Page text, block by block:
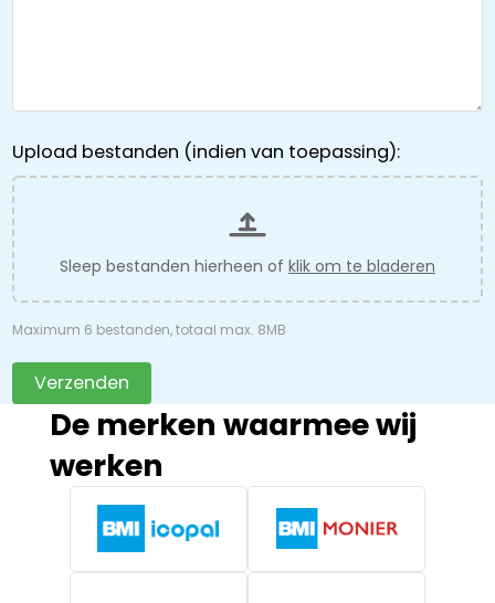
Upload bestanden (indien van toepassing):
Sleep bestanden hierheen of klik om te bladeren
Maximum 6 bestanden, totaal max. 8MB
Verzenden
De merken waarmee wij
werken